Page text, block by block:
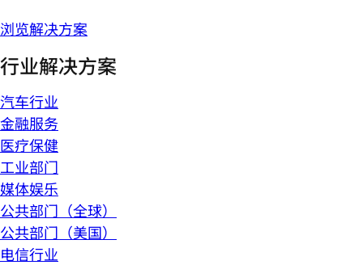
浏览解决方案
行业解决方案
汽车行业
金融服务
医疗保健
工业部门
媒体娱乐
公共部门（全球）
公共部门（美国）
电信行业